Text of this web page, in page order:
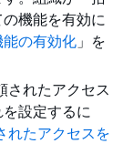
機能を有効に
の有効化 」を
されたアクセス
設定するに
れたアクセスを